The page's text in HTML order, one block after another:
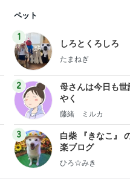
ペット
1
しろとくろしろ
たまねぎ
2
母さんは今日も世
やく
藤緒 ミルカ
3
白柴 『きなこ』
楽ブログ
ひろ☆みき